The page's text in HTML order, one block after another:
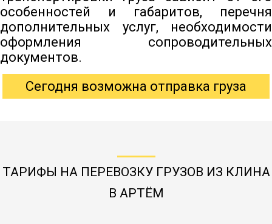
особенностей и габаритов, перечня
дополнительных услуг, необходимости
оформления сопроводительных
документов.
Сегодня возможна отправка груза
ТАРИФЫ НА ПЕРЕВОЗКУ ГРУЗОВ ИЗ КЛИНА
В АРТЁМ